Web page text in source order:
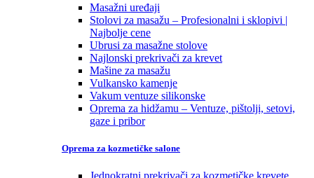
Masažni uređaji
Stolovi za masažu – Profesionalni i sklopivi |
Najbolje cene
Ubrusi za masažne stolove
Najlonski prekrivači za krevet
Mašine za masažu
Vulkansko kamenje
Vakum ventuze silikonske
Oprema za hidžamu – Ventuze, pištolji, setovi,
gaze i pribor
Oprema za kozmetičke salone